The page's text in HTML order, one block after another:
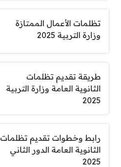
تظلمات الأعمال الممتازة
وزارة التربية 2025
طريقة تقديم تظلمات
الثانوية العامة وزارة التربية
2025
رابط وخطوات تقديم تظلمات
الثانوية العامة الدور الثاني
2025